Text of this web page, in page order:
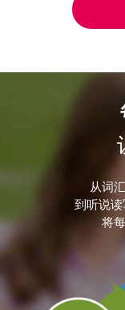
从词
到听说
将